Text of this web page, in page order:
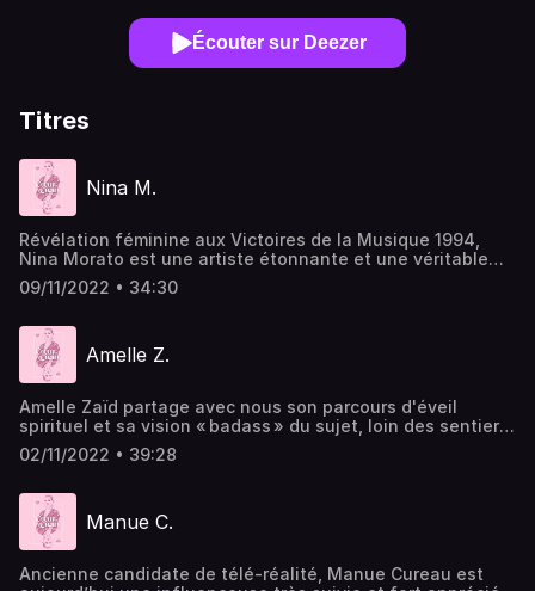
Écouter sur Deezer
Titres
Nina M.
Révélation féminine aux Victoires de la Musique 1994,
Nina Morato est une artiste étonnante et une véritable
amoureuse de la musique. Pour ce dernier épisode de la
saison 1, Nina nous ouvre les portes de son monde. Un
mots sont un refuge face aux maux. Hébergé par Acast.
Visitez acast.com/privacy pour plus d'informations.
09/11/2022 • 34:30
Amelle Z.
Amelle Zaïd partage avec nous son parcours d'éveil
spirituel et sa vision « badass » du sujet, loin des sentiers
habituels. Journaliste et animatrice depuis plus de 10 ans,
cette jeune femme spontanée et profondément libre, se
son humour pétillant, celle qui pense que tout ce dont
nous avons besoin est déjà en nous, raconte sa rencontre
et son amour de la spiritualité. Hébergé par Acast. Visitez
02/11/2022 • 39:28
Manue C.
Ancienne candidate de télé-réalité, Manue Cureau est